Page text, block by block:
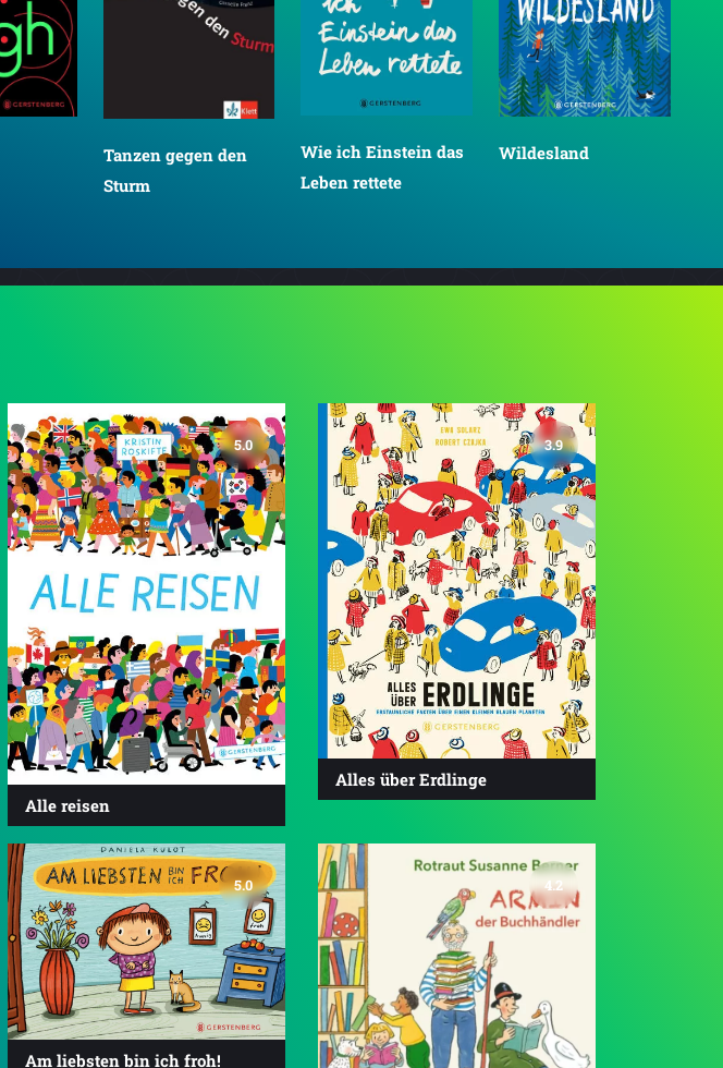
Tanzen gegen den
Sturm
Wie ich Einstein das
Leben rettete
Wildesland
5.0
Alle reisen
3.9
Alles über Erdlinge
5.0
Am liebsten bin ich froh!
4.2